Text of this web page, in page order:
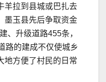
羊拉到县城或巴扎去
墨玉县先后争取资金
、升级道路455条，
路的建成不仅使城乡
地方便了村民的日常